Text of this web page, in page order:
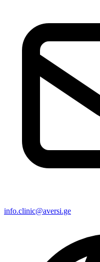
info.clinic@aversi.ge